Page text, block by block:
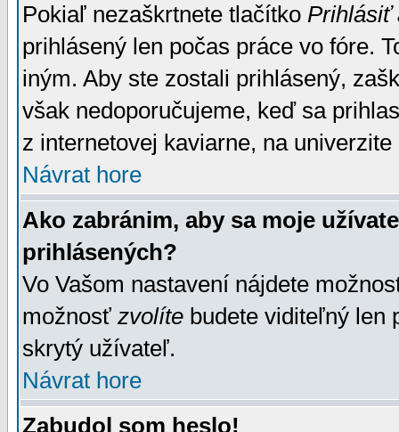
Pokiaľ nezaškrtnete tlačítko Prihlásiť
prihlásený len počas práce vo fóre.
iným. Aby ste zostali prihlásený,
však nedoporučujeme, keď sa
z internetovej kaviarne, na univerzite
Návrat hore
Ako zabránim, aby sa moje
prihlásených?
Vo Vašom nastavení nájdete
možnosť zvolíte budete viditeľný len
skrytý užívateľ.
Návrat hore
Zabudol som heslo!